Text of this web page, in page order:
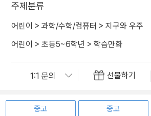
주제분류
어린이 > 과학/수학/컴퓨터 > 지구와 우주
어린이 > 초등5~6학년 > 학습만화
선물하기
중고
중고